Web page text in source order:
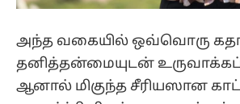
அந்த வகையில் ஒவ்வொரு
தனித்தன்மையுடன்
ஆனால் மிகுந்த சீரியஸான